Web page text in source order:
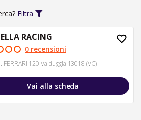
Filtra
RACING
0 recensioni
FERRARI 120 Valduggia 13018 (VC)
Vai alla scheda